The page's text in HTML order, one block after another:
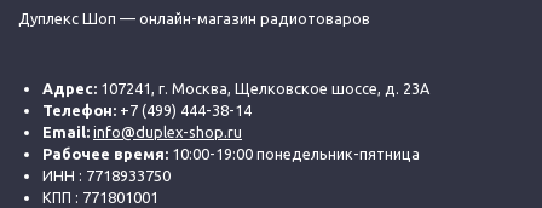
Дуплекс Шоп — онлайн-магазин радиотоваров
Адрес: 107241, г. Москва, Щелковское шоссе, д. 23А
Телефон: +7 (499) 444-38-14
Email: info@duplex-shop.ru
Рабочее время: 10:00-19:00 понедельник-пятница
ИНН : 7718933750
КПП : 771801001